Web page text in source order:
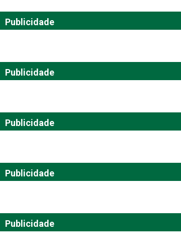
Publicidade
Publicidade
Publicidade
Publicidade
Publicidade